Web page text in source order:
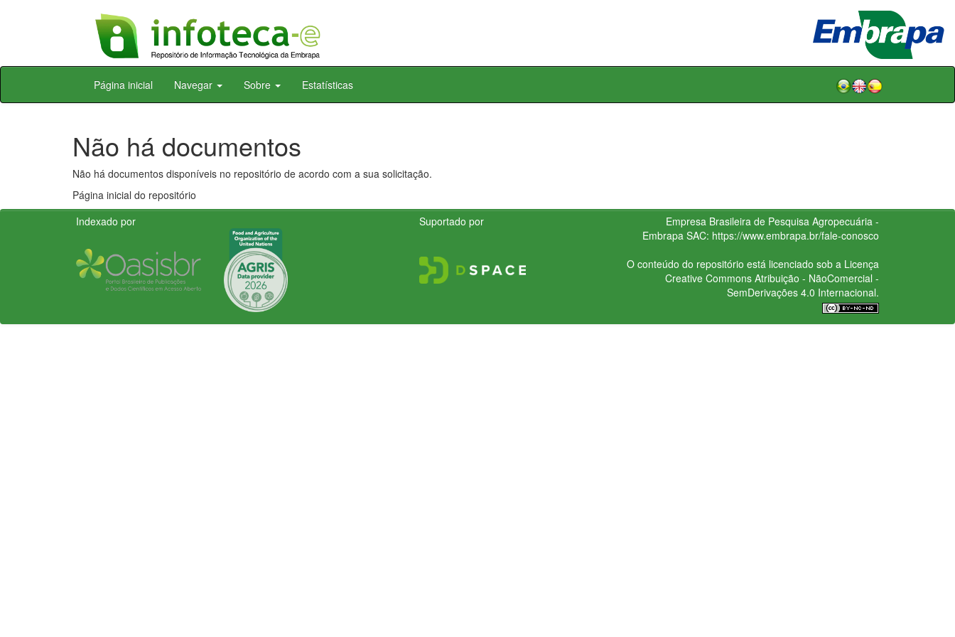
Skip
Página inicial Navegar Sobre Estatísticas
Não há documentos
Não há documentos disponíveis no repositório de acordo com a sua solicitação.
Página inicial do repositório
Indexado por
Suportado por
Empresa Brasileira de Pesquisa Agropecuária -
Embrapa SAC: https://www.embrapa.br/fale-conosco
O conteúdo do repositório está licenciado sob a Licença
Creative CommonsAtribuição - NãoComercial -
SemDerivações 4.0 Internacional.